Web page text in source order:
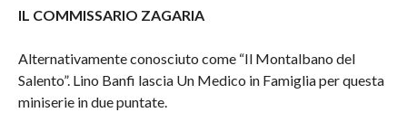
IL COMMISSARIO ZAGARIA
Alternativamente conosciuto come “Il Montalbano del
Salento”. Lino Banfi lascia Un Medico in Famiglia per questa
miniserie in due puntate.